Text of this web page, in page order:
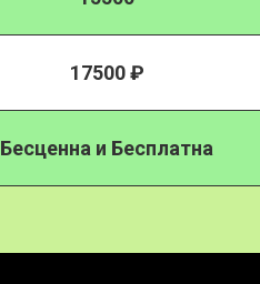
17500 ₽
Бесценна и Бесплатна